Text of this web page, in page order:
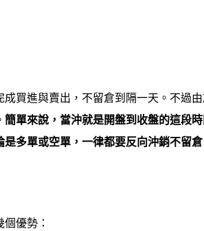
買進與賣出，不留倉到隔一天。不過
簡單來說，當沖就是開盤到收盤的這段
多單或空單，一律都要反向沖銷不留倉
優勢：